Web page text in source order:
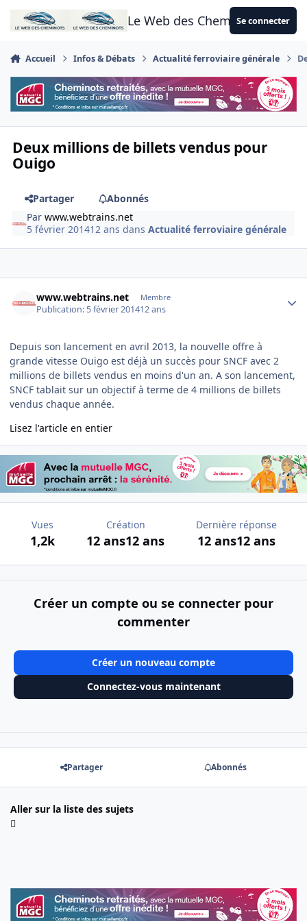
Aller au contenu
Le Web des CheminotsSe connecter
Accueil Infos & Débats Actualité ferroviaire générale
Deux millions de billets vendus pour
Ouigo
Partager
Abonnés
Parwww.webtrains.net
5 février 201412 ans dansActualité ferroviaire générale
www.webtrains.net Membre
Publication: 5 février 201412 ans
Depuis son lancement en avril 2013, la nouvelle offre à
grande vitesse Ouigo est déjà un succès pour SNCF avec 2
millions de billets vendus en moins d'un an. A son lancement,
SNCF tablait sur un objectif à terme de 4 millions de billets
vendus chaque année.
Lisez l'article en entier
Vues
1,2k
Création
12 ans12 ans
Dernière réponse
12 ans12 ans
Créer un compte ou se connecter pour
commenter
Créer un nouveau compte
Connectez-vous maintenant
Partager Abonnés
Aller sur la liste des sujets